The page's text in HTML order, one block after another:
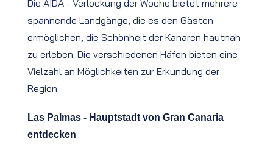
Die AIDA - Verlockung der Woche bietet mehrere
spannende Landgänge, die es den Gästen
ermöglichen, die Schönheit der Kanaren hautnah
zu erleben. Die verschiedenen Häfen bieten eine
Vielzahl an Möglichkeiten zur Erkundung der
Region.
Las Palmas - Hauptstadt von Gran Canaria
entdecken